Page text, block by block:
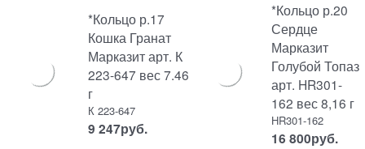
*Кольцо р.17
Кошка Гранат
Марказит арт. К
223-647 вес 7.46
г
К 223-647
9 247руб.
*Кольцо р.20
Сердце
Марказит
Голубой Топаз
арт. HR301-
162 вес 8,16 г
HR301-162
16 800руб.